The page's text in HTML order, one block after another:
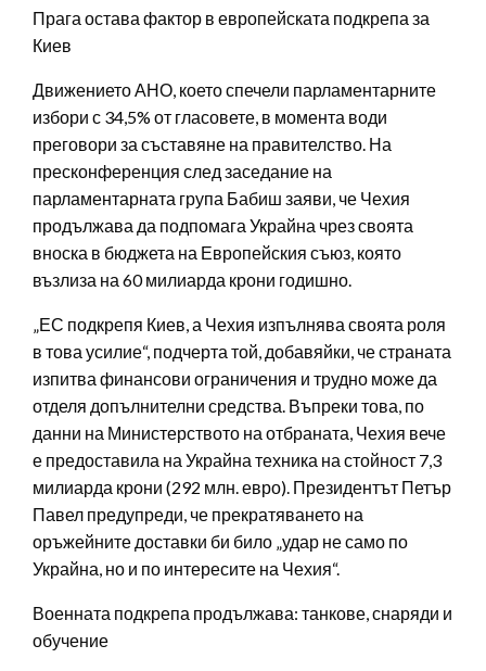
Прага остава фактор в европейската подкрепа за
Киев
Движението АНО, което спечели парламентарните
избори с 34,5% от гласовете, в момента води
преговори за съставяне на правителство. На
пресконференция след заседание на
парламентарната група Бабиш заяви, че Чехия
продължава да подпомага Украйна чрез своята
вноска в бюджета на Европейския съюз, която
възлиза на 60 милиарда крони годишно.
„ЕС подкрепя Киев, а Чехия изпълнява своята роля
в това усилие“, подчерта той, добавяйки, че страната
изпитва финансови ограничения и трудно може да
отделя допълнителни средства. Въпреки това, по
данни на Министерството на отбраната, Чехия вече
е предоставила на Украйна техника на стойност 7,3
милиарда крони (292 млн. евро). Президентът Петър
Павел предупреди, че прекратяването на
оръжейните доставки би било „удар не само по
Украйна, но и по интересите на Чехия“.
Военната подкрепа продължава: танкове, снаряди и
обучение